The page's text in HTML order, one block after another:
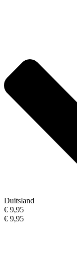
Duitsland
€ 9,95
€ 9,95